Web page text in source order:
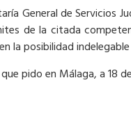
General de Servicios
de la citada
la posibilidad
pido en Málaga, a 18